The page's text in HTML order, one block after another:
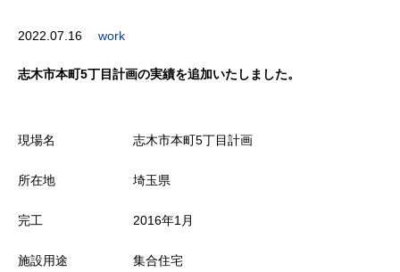
2022.07.16 work
志木市本町5丁目計画の実績を追加いたしました。
現場名 志木市本町5丁目計画
所在地 埼玉県
完工 2016年1月
施設用途 集合住宅